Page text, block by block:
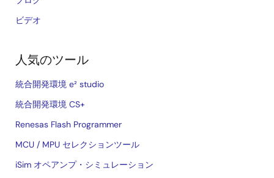
ビデオ
人気のツール
統合開発環境 e² studio
統合開発環境 CS+
Renesas Flash Programmer
MCU / MPU セレクションツール
iSim オペアンプ・シミュレーション